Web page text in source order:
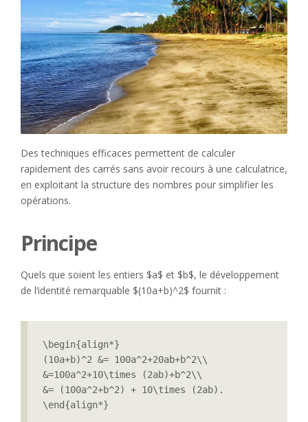
Des techniques efficaces permettent de calculer
rapidement des carrés sans avoir recours à une calculatrice,
en exploitant la structure des nombres pour simplifier les
opérations.
Principe
Quels que soient les entiers $a$ et $b$, le développement
de l’identité remarquable $(10a+b)^2$ fournit :
\begin{align*}
(10a+b)^2 &= 100a^2+20ab+b^2\\
&=100a^2+10\times (2ab)+b^2\\
&= (100a^2+b^2) + 10\times (2ab).
\end{align*}